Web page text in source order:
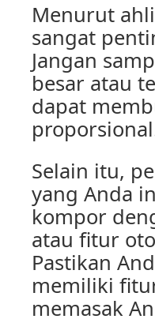
Menurut
sangat
Jangan
besar atau
dapat
Selain itu,
yang Anda
kompor
atau fitur
Pastikan
memiliki
memasak